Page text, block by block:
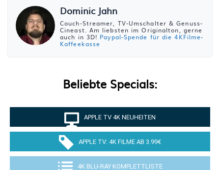
Dominic Jahn
Couch-Streamer, TV-Umschalter & Genuss-
Cineast. Am liebsten im Originalton, gerne
auch in 3D! Paypal-Spende für die 4KFilme-
Kaffeekasse
Beliebte Specials:
APPLE TV 4K NEUHEITEN
APPLE TV: 4K FILME AB 3.99€
4K BLU-RAY KOMPLETTLISTE